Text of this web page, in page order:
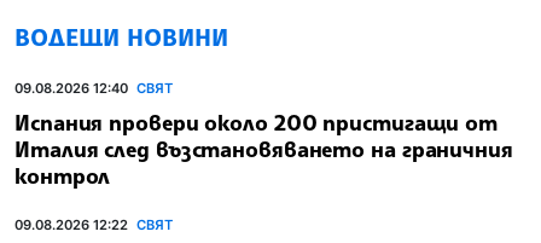
ВОДЕЩИ НОВИНИ
09.08.2026 12:40 СВЯТ
Испания провери около 200 пристигащи от
Италия след възстановяването на граничния
контрол
09.08.2026 12:22 СВЯТ